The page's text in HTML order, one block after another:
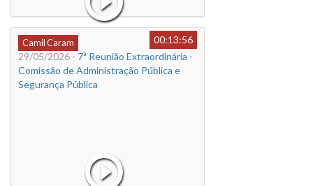
Camil Caram
00:13:56
29/05/2026 - 7ª Reunião Extraordinária -
Comissão de Administração Pública e
Segurança Pública